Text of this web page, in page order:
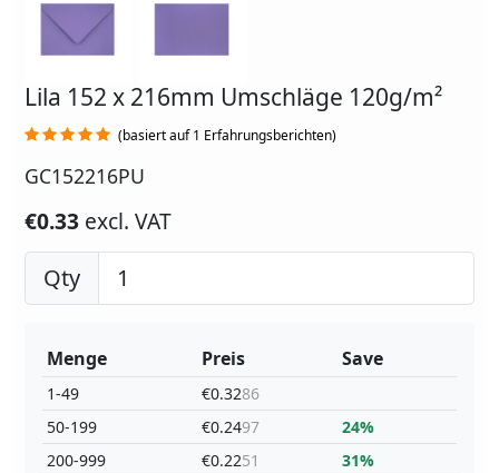
Lila 152 x 216mm Umschläge 120g/m²
(basiert auf 1 Erfahrungsberichten)
GC152216PU
€0.33 excl. VAT
Qty
Menge
1-49
50-199
200-999
Preis
€0.3286
€0.2497
€0.2251
Save
24%
31%